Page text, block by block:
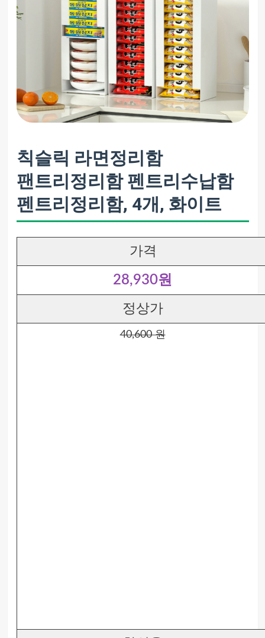
칙슬릭 라면정리함
팬트리정리함 펜트리수납함
펜트리정리함, 4개, 화이트
가격
28,930원
정상가
40,600 원